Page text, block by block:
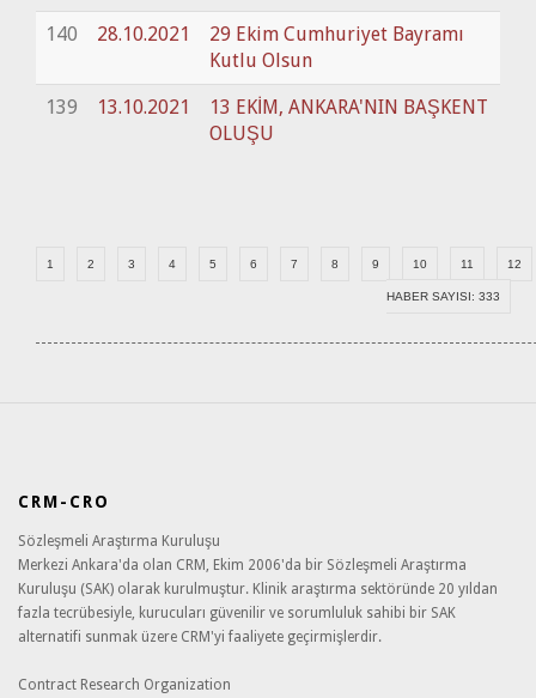
140 28.10.2021
29 Ekim Cumhuriyet Bayramı
Kutlu Olsun
139 13.10.2021
13 EKİM, ANKARA'NIN BAŞKENT
OLUŞU
1 2 3 4 5 6 7 8 9 10 11 12
HABER SAYISI: 333
CRM-CRO
Sözleşmeli Araştırma Kuruluşu
Merkezi Ankara'da olan CRM, Ekim 2006'da bir Sözleşmeli Araştırma
Kuruluşu (SAK) olarak kurulmuştur. Klinik araştırma sektöründe 20 yıldan
fazla tecrübesiyle, kurucuları güvenilir ve sorumluluk sahibi bir SAK
alternatifi sunmak üzere CRM'yi faaliyete geçirmişlerdir.
Contract Research Organization